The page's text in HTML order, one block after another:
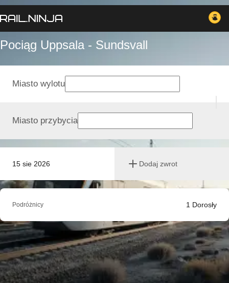
Pociąg Uppsala - Sundsvall
15 sie 2026 Dodaj zwrot
Miasto wylotu
Miasto przybycia
Podróżnicy 1 Dorosły